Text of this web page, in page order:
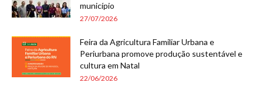
município
27/07/2026
Feira da Agricultura Familiar Urbana e
Periurbana promove produção sustentável e
cultura em Natal
22/06/2026